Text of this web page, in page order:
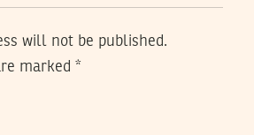
will not be published.
marked *